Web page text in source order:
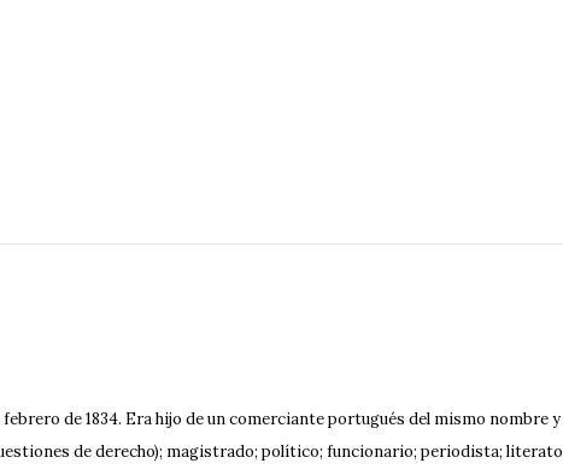
de 1834. Era hijo de un comerciante portugués del mismo nombre
de derecho); magistrado; político; funcionario; periodista;